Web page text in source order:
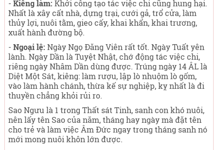
- Kiêng làm: Khởi công tạo tác việc chi cũng hung hại.
Nhất là xây cất nhà, dựng trại, cưới gả, trổ cửa, làm
thủy lợi, nuôi tằm, gieo cấy, khai khẩn, khai trương,
xuất hành đường bộ.
- Ngoại lệ: Ngày Ngọ Đăng Viên rất tốt. Ngày Tuất yên
lành. Ngày Dần là Tuyệt Nhật, chớ động tác việc chi,
riêng ngày Nhâm Dần dùng được. Trúng ngày 14 ÂL là
Diệt Một Sát, kiêng: làm rượu, lập lò nhuộm lò gốm,
vào làm hành chánh, thừa kế sự nghiệp, kỵ nhất là đi
thuyền chẳng khỏi rủi ro.
Sao Ngưu là 1 trong Thất sát Tinh, sanh con khó nuôi,
nên lấy tên Sao của năm, tháng hay ngày mà đặt tên
cho trẻ và làm việc Âm Đức ngay trong tháng sanh nó
mới mong nuôi khôn lớn được.